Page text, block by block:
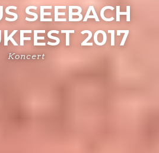
SEEBACH
2017
Koncert